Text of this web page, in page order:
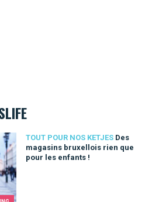
TOUT POUR NOS KETJES Des
magasins bruxellois rien que
pour les enfants !
que pour les enfants !